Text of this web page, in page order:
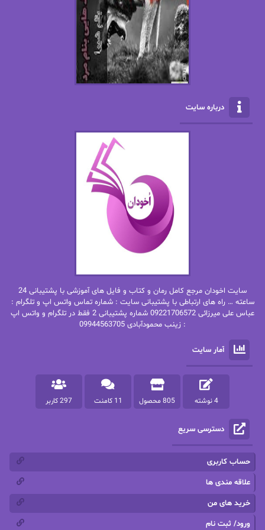
الف صاد
الکساندر دوما
الناز پاکپور‌
الناز محمدی
امیر فرهی
باران
بهار سلطانی
بهاره شیرازی
بهاره.م
بیتا فرخی
پاتریشیا ویلسون پرتو فرهمند
پرستو اسحقی
پرستو مهاجر
پرهام رسولی
پروانه قدیمی پروانه محمدی
پریسا شکور(طوفان خاموش)
پنلوپه وارد
تاران
درباره سایت
سایت اخودان مرجع کامل رمان و کتاب و فایل های آموزشی با پشتیبانی 24
ساعته … راه های ارتباطی با پشتیبانی سایت : شماره تماس واتس اپ و تلگرام :
عباس علی میرزائی 09221706572 شماره پشتیبانی 2 فقط در تلگرام و واتس اپ
: زینب محمودآبادی 09944563705
آمار سایت
4 نوشته 805 محصول 11 کامنت 297 کاربر
دسترسی سریع
حساب کاربری
علاقه مندی ها
خرید های من
ورود/ ثبت نام